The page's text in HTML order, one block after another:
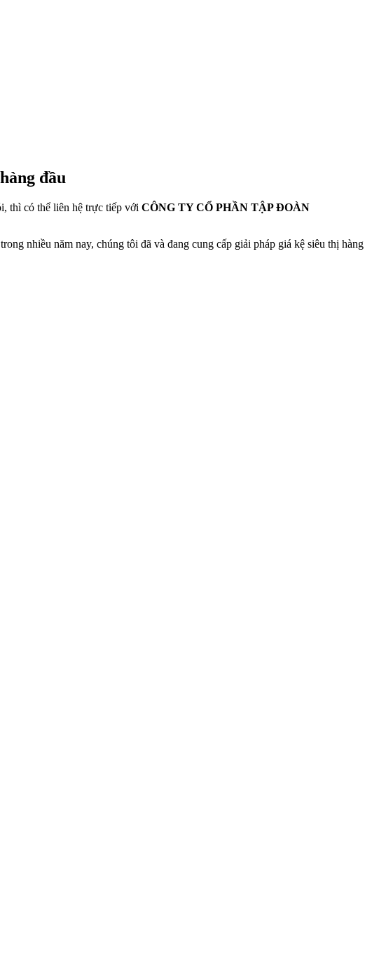
đầu
thì có thể liên hệ trực tiếp với CÔNG TY CỔ PHẦN TẬP ĐOÀN
nhiều năm nay, chúng tôi đã và đang cung cấp giải pháp giá kệ siêu thị hàng